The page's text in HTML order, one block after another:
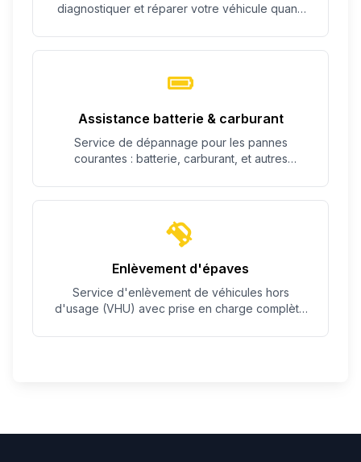
diagnostiquer et réparer votre véhicule quand
Assistance batterie & carburant
Service de dépannage pour les pannes
courantes : batterie, carburant, et autres
Enlèvement d'épaves
Service d'enlèvement de véhicules hors
d'usage (VHU) avec prise en charge complète